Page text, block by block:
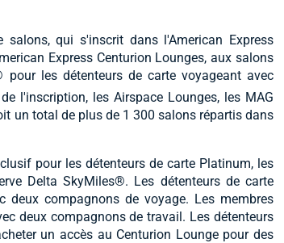
qui s'inscrit dans l'American Express
Express Centurion Lounges, aux salons
les détenteurs de carte voyageant avec
l'inscription, les Airspace Lounges, les MAG
un total de plus de 1 300 salons répartis dans
pour les détenteurs de carte Platinum, les
Delta SkyMiles®. Les détenteurs de carte
deux compagnons de voyage. Les membres
deux compagnons de travail. Les détenteurs
un accès au Centurion Lounge pour des